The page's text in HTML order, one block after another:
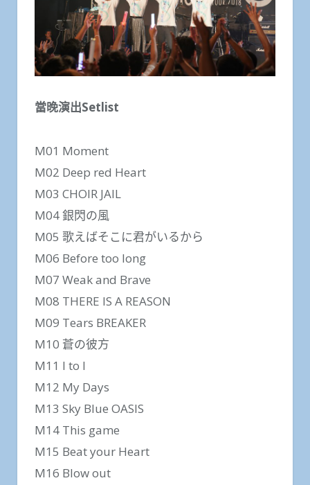
當晚演出Setlist
M01 Moment
M02 Deep red Heart
M03 CHOIR JAIL
M04 銀閃の風
M05 歌えばそこに君がいるから
M06 Before too long
M07 Weak and Brave
M08 THERE IS A REASON
M09 Tears BREAKER
M10 蒼の彼方
M11 I to I
M12 My Days
M13 Sky Blue OASIS
M14 This game
M15 Beat your Heart
M16 Blow out